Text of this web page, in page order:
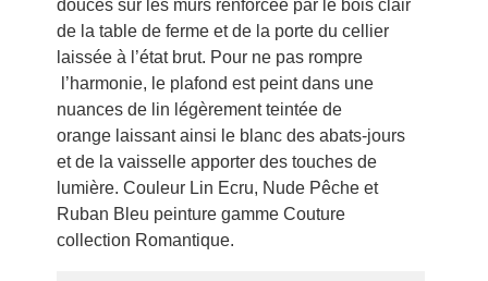
douces sur les murs renforcée par le bois clair
de la table de ferme et de la porte du cellier
laissée à l’état brut. Pour ne pas rompre
l’harmonie, le plafond est peint dans une
nuances de lin légèrement teintée de
orange laissant ainsi le blanc des abats-jours
et de la vaisselle apporter des touches de
lumière. Couleur Lin Ecru, Nude Pêche et
Ruban Bleu peinture gamme Couture
collection Romantique.